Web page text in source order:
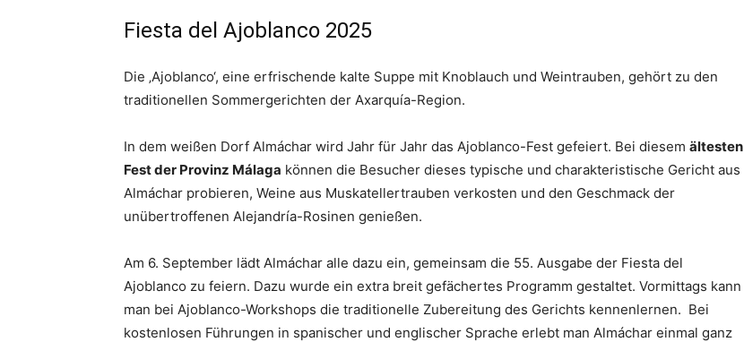
Fiesta del Ajoblanco 2025
Die ‚Ajoblanco‘, eine erfrischende kalte Suppe mit Knoblauch und Weintrauben, gehört zu den
traditionellen Sommergerichten der Axarquía-Region.
In dem weißen Dorf Almáchar wird Jahr für Jahr das Ajoblanco-Fest gefeiert. Bei diesem ältesten
Fest der Provinz Málaga können die Besucher dieses typische und charakteristische Gericht aus
Almáchar probieren, Weine aus Muskatellertrauben verkosten und den Geschmack der
unübertroffenen Alejandría-Rosinen genießen.
Am 6. September lädt Almáchar alle dazu ein, gemeinsam die 55. Ausgabe der Fiesta del
Ajoblanco zu feiern. Dazu wurde ein extra breit gefächertes Programm gestaltet. Vormittags kann
man bei Ajoblanco-Workshops die traditionelle Zubereitung des Gerichts kennenlernen. Bei
kostenlosen Führungen in spanischer und englischer Sprache erlebt man Almáchar einmal ganz